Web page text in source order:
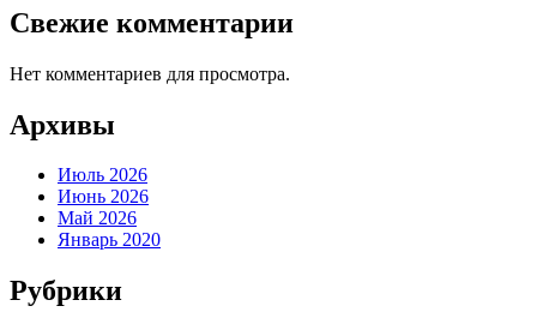
Свежие комментарии
Нет комментариев для просмотра.
Архивы
Июль 2026
Июнь 2026
Май 2026
Январь 2020
Рубрики